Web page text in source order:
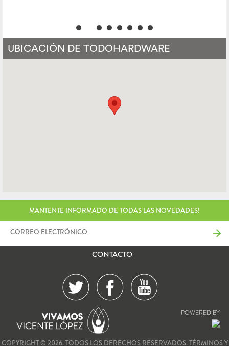
UBICACIÓN DE TODOHARDWARE
MANTENTE INFORMADO DE TODAS LAS NOVEDADES!
CONTACTO
POWERED BY
COPYRIGHT © 2026. TODOS LOS DERECHOS RESERVADOS. TÉRMINOS Y